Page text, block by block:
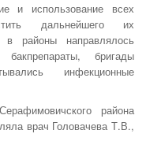
и использование всех
дальнейшего их
в районы направлялось
бригады
инфекционные
района
врач Головачева Т.В.,